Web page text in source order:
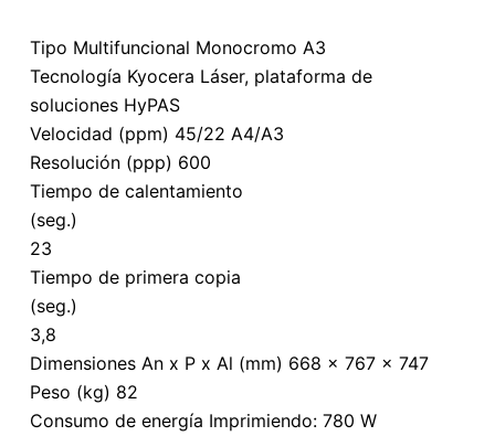
Tipo Multifuncional Monocromo A3
Tecnología Kyocera Láser, plataforma de
soluciones HyPAS
Velocidad (ppm) 45/22 A4/A3
Resolución (ppp) 600
Tiempo de calentamiento
(seg.)
23
Tiempo de primera copia
(seg.)
3,8
Dimensiones An x P x Al (mm) 668 x 767 x 747
Peso (kg) 82
Consumo de energía Imprimiendo: 780 W